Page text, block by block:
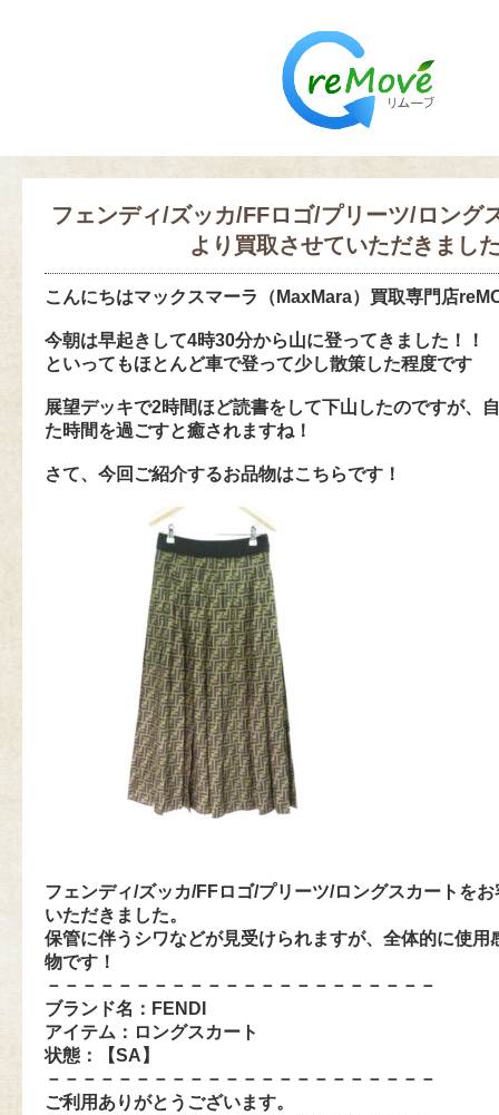
フェンディ/ズッカ/FFロゴ/プリーツ/ロング
より買取させていただきまし
こんにちはマックスマーラ（MaxMara）買取専門店
今朝は早起きして4時30分から山に登ってきました！！
といってもほとんど車で登って少し散策した程度です
展望デッキで2時間ほど読書をして下山したのですが、
た時間を過ごすと癒されますね！
さて、今回ご紹介するお品物はこちらです！
フェンディ/ズッカ/FFロゴ/プリーツ/ロングスカートを
いただきました。
保管に伴うシワなどが見受けられますが、全体的に使用
物です！
－－－－－－－－－－－－－－－－－－－－－－
ブランド名：FENDI
アイテム：ロングスカート
状態：【SA 】
－－－－－－－－－－－－－－－－－－－－－－
ご利用ありがとうございます。